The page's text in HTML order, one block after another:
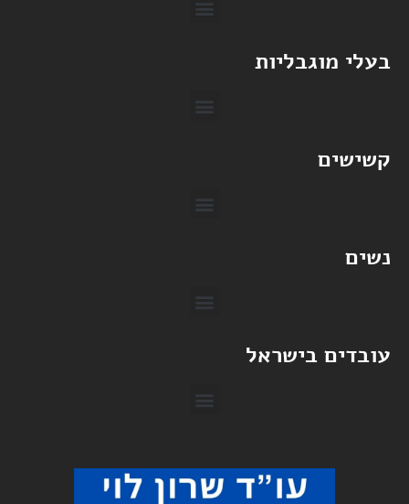
בעלי מוגבליות
קשישים
נשים
עובדים בישראל